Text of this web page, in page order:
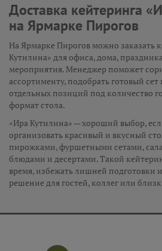
Доставка кейтеринга
на Ярмарке Пирогов
На Ярмарке Пирогов можно заказать
Кутилина» для офиса, дома,
мероприятия. Менеджер поможет
ассортименту, подобрать готовый сет
отдельных позиций под количество
формат стола.
«Ира Кутилина» — хороший выбор,
организовать красивый и вкусный
пирожками, фуршетными сетами,
блюдами и десертами. Такой
время, избежать лишней подготовки
решение для гостей, коллег или